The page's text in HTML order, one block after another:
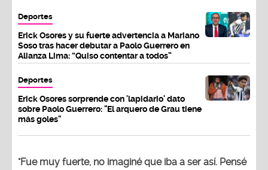
Deportes
Erick Osores y su fuerte advertencia a Mariano
Soso tras hacer debutar a Paolo Guerrero en
Alianza Lima: “Quiso contentar a todos”
Deportes
Erick Osores sorprende con 'lapidario' dato
sobre Paolo Guerrero: "El arquero de Grau tiene
más goles"
"Fue muy fuerte, no imaginé que iba a ser así. Pensé